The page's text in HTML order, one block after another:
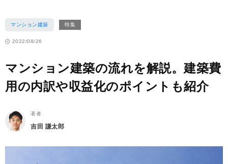
マンション建築 特集
2022/08/26
マンション建築の流れを解説。建築費
用の内訳や収益化のポイントも紹介
著者
吉田 謙太郎